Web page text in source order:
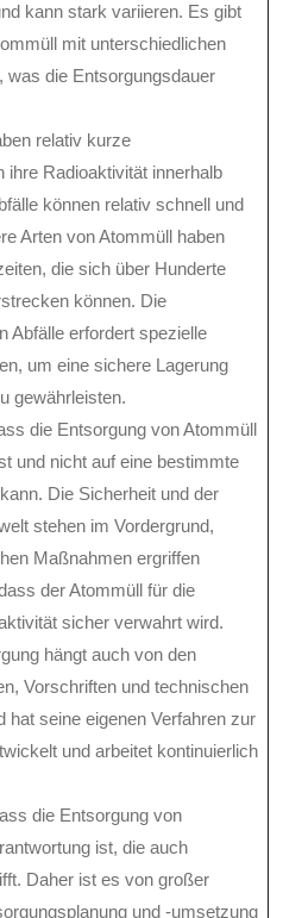
kann stark variieren. Es gibt
mit unterschiedlichen
was die Entsorgungsdauer
relativ kurze
ihre Radioaktivität innerhalb
können relativ schnell und
Arten von Atommüll haben
die sich über Hunderte
können. Die
Abfälle erfordert spezielle
um eine sichere Lagerung
gewährleisten.
die Entsorgung von Atommüll
und nicht auf eine bestimmte
Die Sicherheit und der
stehen im Vordergrund,
Maßnahmen ergriffen
der Atommüll für die
sicher verwahrt wird.
hängt auch von den
Vorschriften und technischen
hat seine eigenen Verfahren zur
und arbeitet kontinuierlich
die Entsorgung von
ist, die auch
Daher ist es von großer
und -umsetzung